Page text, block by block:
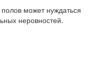
может нуждаться
неровностей.